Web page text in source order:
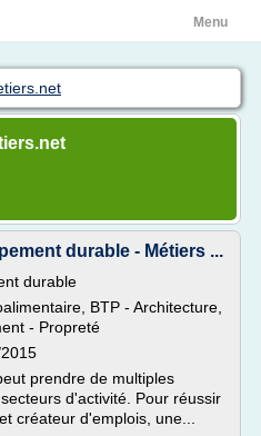
Menu
durable - Métiers ...
durable
BTP - Architecture,
- Propreté
prendre de multiples
d'activité. Pour réussir
créateur d'emplois, une...